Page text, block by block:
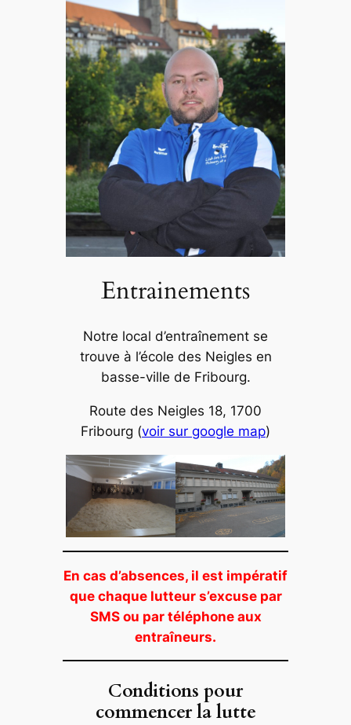
Entrainements
Notre local d’entraînement se
trouve à l’école des Neigles en
basse-ville de Fribourg.
Route des Neigles 18, 1700
Fribourg (voir sur google map)
En cas d’absences, il est impératif
que chaque lutteur s’excuse par
SMS ou par téléphone aux
entraîneurs.
Conditions pour
commencer la lutte